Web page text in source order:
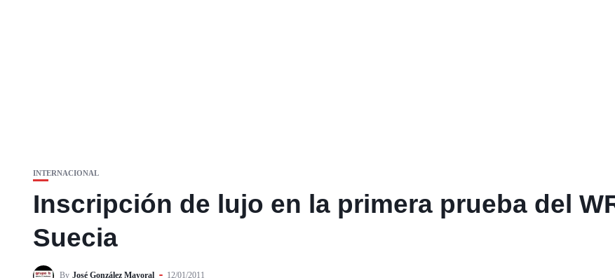
INTERNACIONAL
Inscripción de lujo en la primera prueba del
Suecia
By José González Mayoral 12/01/2011